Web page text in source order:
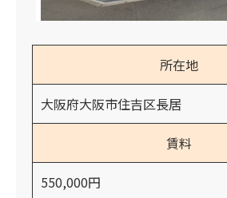
所在地
大阪府大阪市住吉区長居
賃料
550,000円